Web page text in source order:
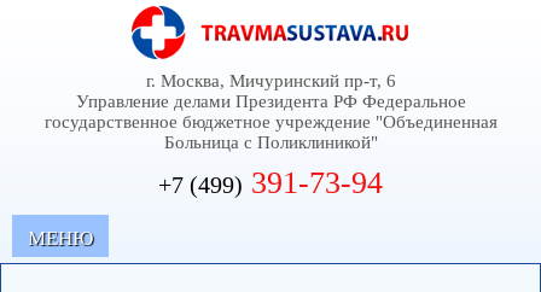
г. Москва, Мичуринский пр-т, 6
Управление делами Президента РФ Федеральное
государственное бюджетное учреждение "Объединенная
Больница с Поликлиникой"
+7 (499) 391-73-94
MЕНЮ